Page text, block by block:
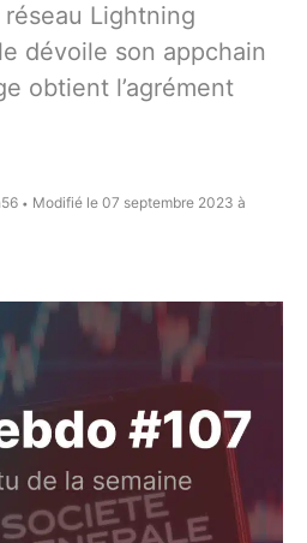
Lightning
dévoile son appchain
obtient l’agrément
• Modifié le 07 septembre 2023 à